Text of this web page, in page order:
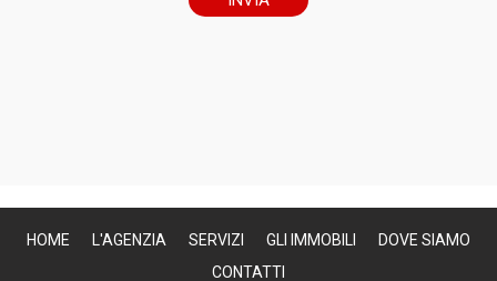
HOME L'AGENZIA SERVIZI GLI IMMOBILI
DOVE SIAMO
CONTATTI